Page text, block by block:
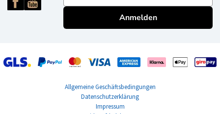
Anmelden
Allgemeine Geschäftsbedingungen
Datenschutzerklärung
Impressum